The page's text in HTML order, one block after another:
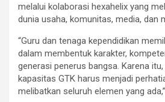
melalui kolaborasi hexahelix yang
dunia usaha, komunitas, media, dan
“Guru dan tenaga kependidikan
dalam membentuk karakter,
generasi penerus bangsa. Karena
kapasitas GTK harus menjadi
melibatkan seluruh elemen yang